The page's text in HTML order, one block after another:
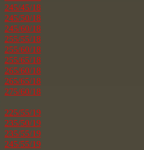
245/45/18
245/50/18
245/60/18
255/55/18
255/60/18
255/65/18
265/60/18
265/65/18
275/60/18
225/55/19
235/50/19
235/55/19
245/55/19